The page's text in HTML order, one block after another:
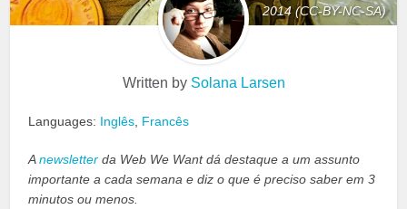
2014 (CC-BY-NC-SA)
Written by Solana Larsen
Languages: Inglês, Francês
Anewsletter da Web We Want dá destaque a um assunto
importante a cada semana e diz o que é preciso saber em 3
minutos ou menos.